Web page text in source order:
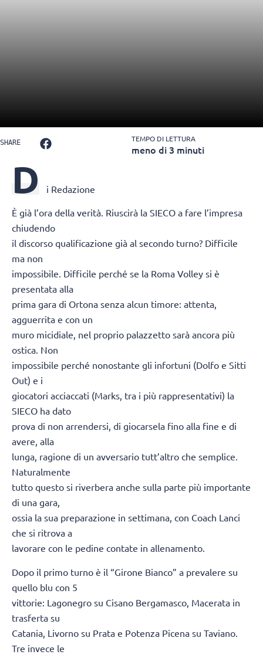
SHARE TEMPO DI LETTURA
meno di 3 minuti
D i Redazione
È già l’ora della verità. Riuscirà la SIECO a fare l’impresa
chiudendo
il discorso qualificazione già al secondo turno? Difficile
ma non
impossibile. Difficile perché se la Roma Volley si è
presentata alla
prima gara di Ortona senza alcun timore: attenta,
agguerrita e con un
muro micidiale, nel proprio palazzetto sarà ancora più
ostica. Non
impossibile perché nonostante gli infortuni (Dolfo e Sitti
Out) e i
giocatori acciaccati (Marks, tra i più rappresentativi) la
SIECO ha dato
prova di non arrendersi, di giocarsela fino alla fine e di
avere, alla
lunga, ragione di un avversario tutt’altro che semplice.
Naturalmente
tutto questo si riverbera anche sulla parte più importante
di una gara,
ossia la sua preparazione in settimana, con Coach Lanci
che si ritrova a
lavorare con le pedine contate in allenamento.
Dopo il primo turno è il “Girone Bianco” a prevalere su
quello blu con 5
vittorie: Lagonegro su Cisano Bergamasco, Macerata in
trasferta su
Catania, Livorno su Prata e Potenza Picena su Taviano.
Tre invece le